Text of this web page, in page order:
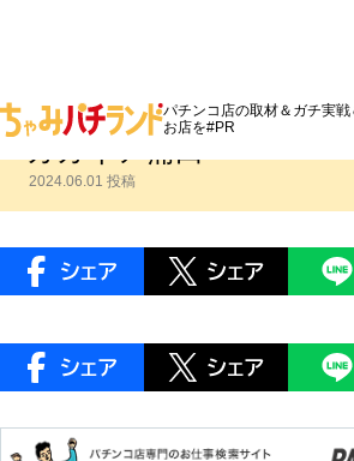
パチンコ店の取材＆ガチ実
お店を#PR
DMMぱちタウンエンジ
2024.06.01 投稿